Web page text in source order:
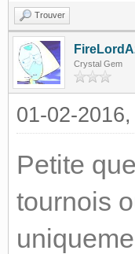
Trouver
Crystal Gem
01-02-
Petite
tournois